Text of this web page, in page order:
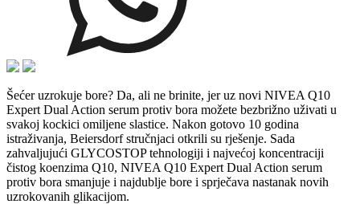
Šećer uzrokuje bore? Da, ali ne brinite, jer uz novi NIVEA Q10
Expert Dual Action serum protiv bora možete bezbrižno uživati u
svakoj kockici omiljene slastice. Nakon gotovo 10 godina
istraživanja, Beiersdorf stručnjaci otkrili su rješenje. Sada
zahvaljujući GLYCOSTOP tehnologiji i najvećoj koncentraciji
čistog koenzima Q10, NIVEA Q10 Expert Dual Action serum
protiv bora smanjuje i najdublje bore i sprječava nastanak novih
uzrokovanih glikacijom.